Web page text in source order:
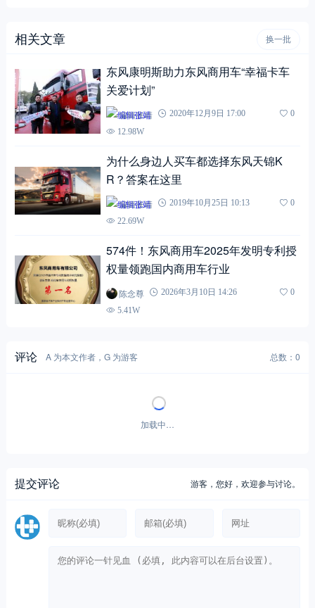
相关文章 换一批
东风康明斯助力东风商用车“幸福卡车
关爱计划”
编辑张靖 2020年12月9日 17:00
0
12.98W
为什么身边人买车都选择东风天锦K
R？答案在这里
编辑张靖 2019年10月25日 10:13
0
22.69W
574件！东风商用车2025年发明专利授
权量领跑国内商用车行业
陈念尊 2026年3月10日 14:26
0
5.41W
评论 A 为本文作者，G 为游客 总数：0
加载中…
提交评论 游客，您好，欢迎参与讨论。